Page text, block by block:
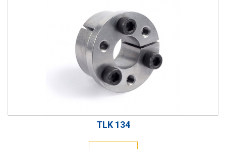
TLK 134